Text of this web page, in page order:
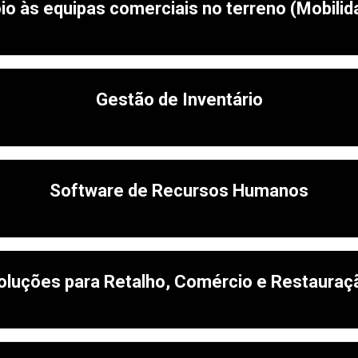
às equipas comerciais no terreno
Gestão de Inventário
Software de Recursos Humanos
para Retalho, Comércio e